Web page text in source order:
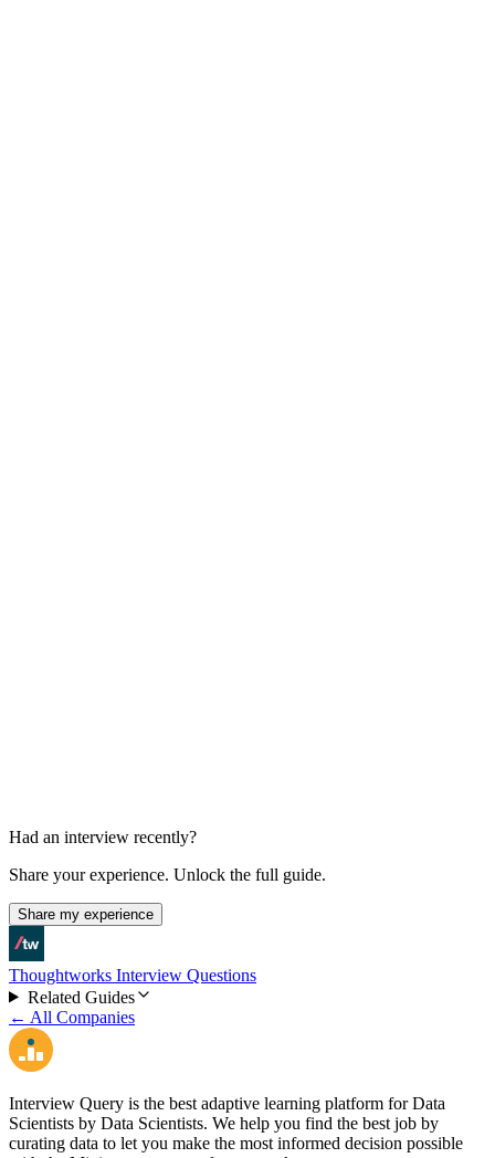
Had an interview recently?
Share your experience. Unlock the full guide.
Share my experience
Thoughtworks Interview Questions
Related Guides
← All Companies
Interview Query is the best adaptive learning platform for Data
Scientists by Data Scientists. We help you find the best job by
curating data to let you make the most informed decision possible